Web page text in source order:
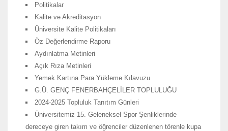
Politikalar
Kalite ve Akreditasyon
Üniversite Kalite Politikaları
Öz Değerlendirme Raporu
Aydınlatma Metinleri
Açık Rıza Metinleri
Yemek Kartına Para Yükleme Kılavuzu
G.Ü. GENÇ FENERBAHÇELİLER TOPLULUĞU
2024-2025 Topluluk Tanıtım Günleri
Üniversitemiz 15. Geleneksel Spor Şenliklerinde
dereceye giren takım ve öğrenciler düzenlenen törenle kupa